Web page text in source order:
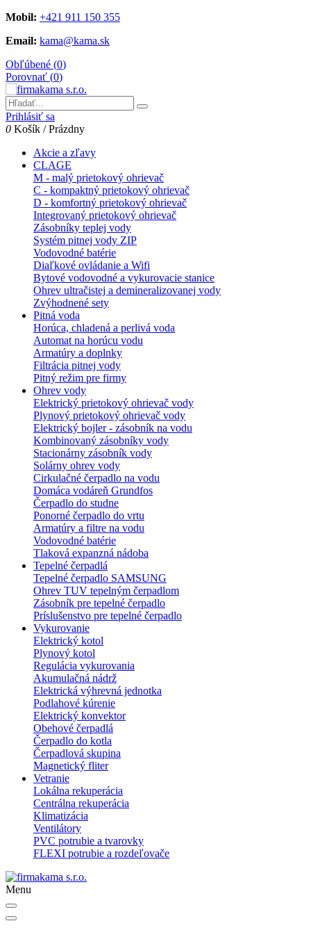
Mobil: +421 911 150 355
Email: kama@kama.sk
Obľúbené (0)
Porovnať (0)
Prihlásiť sa
0 Košík /Prázdny
Akcie a zľavy
CLAGE
M - malý prietokový ohrievač
C - kompaktný prietokový ohrievač
D - komfortný prietokový ohrievač
Integrovaný prietokový ohrievač
Zásobníky teplej vody
Systém pitnej vody ZIP
Vodovodné batérie
Diaľkové ovládanie a Wifi
Bytové vodovodné a vykurovacie stanice
Ohrev ultračistej a demineralizovanej vody
Zvýhodnené sety
Pitná voda
Horúca, chladená a perlivá voda
Automat na horúcu vodu
Armatúry a doplnky
Filtrácia pitnej vody
Pitný režim pre firmy
Ohrev vody
Elektrický prietokový ohrievač vody
Plynový prietokový ohrievač vody
Elektrický bojler - zásobník na vodu
Kombinovaný zásobníky vody
Stacionárny zásobník vody
Solárny ohrev vody
Cirkulačné čerpadlo na vodu
Domáca vodáreň Grundfos
Čerpadlo do studne
Ponorné čerpadlo do vrtu
Armatúry a filtre na vodu
Vodovodné batérie
Tlaková expanzná nádoba
Tepelné čerpadlá
Tepelné čerpadlo SAMSUNG
Ohrev TUV tepelným čerpadlom
Zásobník pre tepelné čerpadlo
Príslušenstvo pre tepelné čerpadlo
Vykurovanie
Elektrický kotol
Plynový kotol
Regulácia vykurovania
Akumulačná nádrž
Elektrická výhrevná jednotka
Podlahové kúrenie
Elektrický konvektor
Obehové čerpadlá
Čerpadlo do kotla
Čerpadlová skupina
Magnetický fliter
Vetranie
Lokálna rekuperácia
Centrálna rekuperácia
Klimatizácia
Ventilátory
PVC potrubie a tvarovky
FLEXI potrubie a rozdeľovače
Menu